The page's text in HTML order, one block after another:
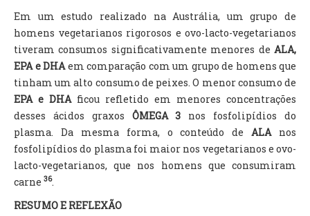
Em um estudo realizado na Austrália, um grupo de
homens vegetarianos rigorosos e ovo-lacto-vegetarianos
tiveram consumos significativamente menores de ALA,
EPA e DHAem comparação com um grupo de homens que
tinham um alto consumo de peixes. O menor consumo de
EPA e DHAficou refletido em menores concentrações
desses ácidos graxos ÔMEGA 3 nos fosfolipídios do
plasma. Da mesma forma, o conteúdo deALAnos
fosfolipídios do plasma foi maior nos vegetarianos e ovo-
lacto-vegetarianos, que nos homens que consumiram
carne 36.
RESUMO E REFLEXÃO